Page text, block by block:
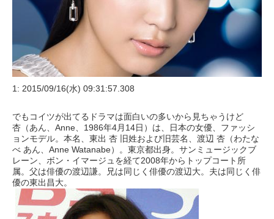
1: 2015/09/16(水) 09:31:57.308
でもコイツが出てるドラマは面白いの多いから見ちゃうけど
杏（あん、Anne、1986年4月14日）は、日本の女優、ファッシ
ョンモデル。本名、東出 杏 旧姓および旧芸名、渡辺 杏（わたな
べ あん、Anne Watanabe）。東京都出身。サンミュージックブ
レーン、ボン・イマージュを経て2008年からトップコート所
属。父は俳優の渡辺謙。兄は同じく俳優の渡辺大。夫は同じく俳
優の東出昌大。